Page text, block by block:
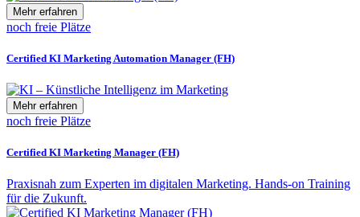
Mehr erfahren
noch freie Plätze
Certified KI Marketing Automation Manager (FH)
Mehr erfahren
noch freie Plätze
Certified KI Marketing Manager (FH)
Praxisnah zum Experten im digitalen Marketing. Hands-on Training
für die Zukunft.